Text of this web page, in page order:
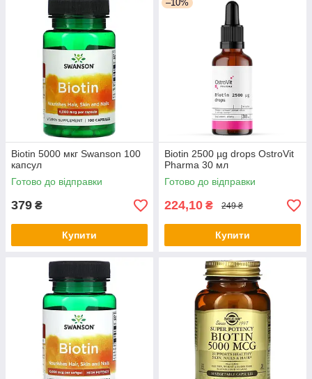
Biotin 5000 мкг Swanson 100
капсул
Готово до відправки
379 ₴
Купити
–10%
Biotin 2500 µg drops OstroVit
Pharma 30 мл
Готово до відправки
224,10 ₴ 249 ₴
Купити